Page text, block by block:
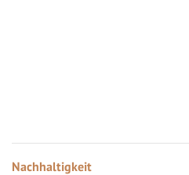
Nachhaltigkeit